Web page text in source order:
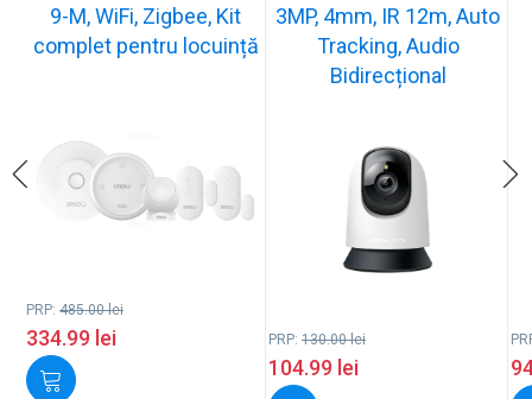
9-M, WiFi, Zigbee, Kit
complet pentru locuință
PRP: 485.00lei
334.99 lei
3MP, 4mm, IR 12m, Auto
Tracking, Audio
Bidirecțional
PRP: 130.00lei
104.99 lei